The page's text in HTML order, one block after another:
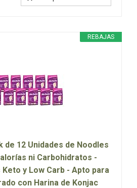
REBAJAS
de 12 Unidades de Noodles
ni Carbohidratos -
y Low Carb - Apto para
con Harina de Konjac